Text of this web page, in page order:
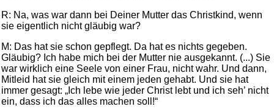
R: Na, was war dann bei Deiner Mutter das Christkind, wenn
sie eigentlich nicht gläubig war?
M: Das hat sie schon gepflegt. Da hat es nichts gegeben.
Gläubig? Ich habe mich bei der Mutter nie ausgekannt. (...) Sie
war wirklich eine Seele von einer Frau, nicht wahr. Und dann,
Mitleid hat sie gleich mit einem jeden gehabt. Und sie hat
immer gesagt: „Ich lebe wie jeder Christ lebt und ich seh’ nicht
ein, dass ich das alles machen soll!“